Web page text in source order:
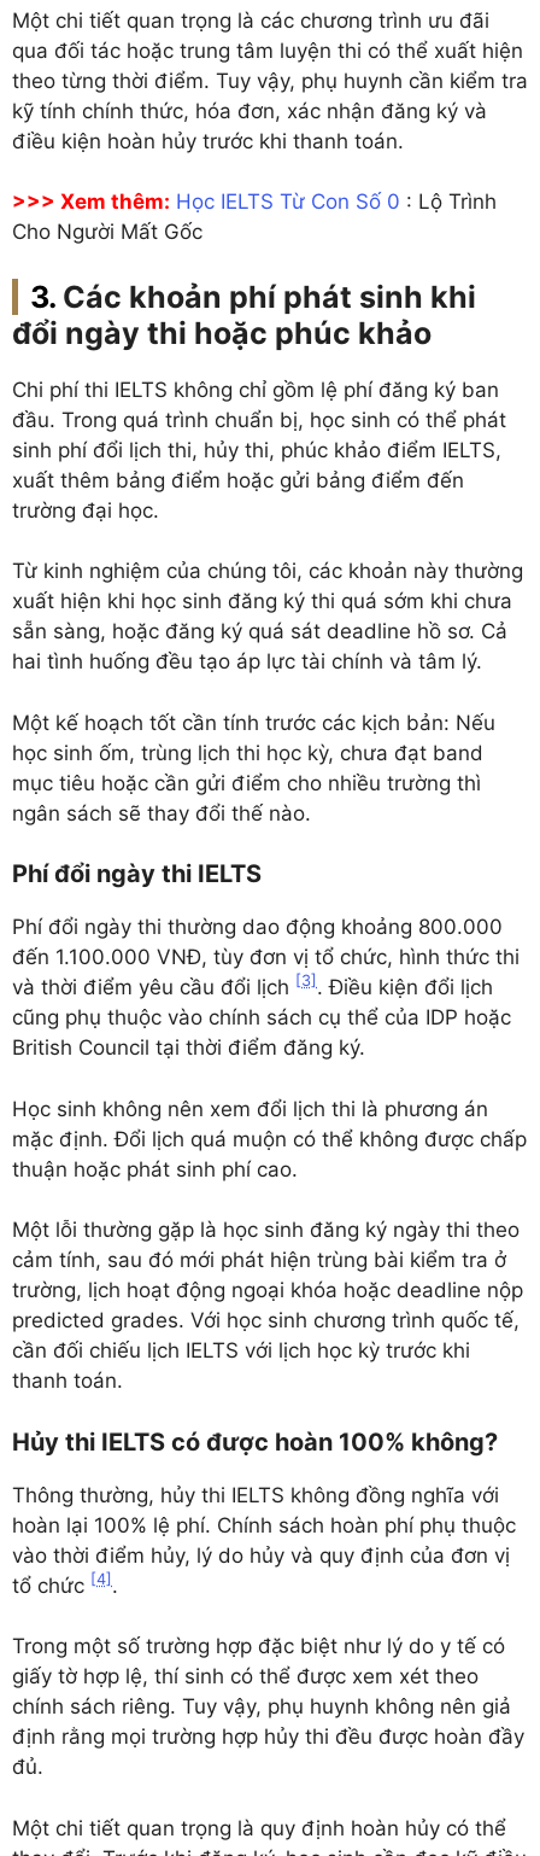
Một chi tiết quan trọng là các chương trình ưu đãi
qua đối tác hoặc trung tâm luyện thi có thể xuất hiện
theo từng thời điểm. Tuy vậy, phụ huynh cần kiểm tra
kỹ tính chính thức, hóa đơn, xác nhận đăng ký và
điều kiện hoàn hủy trước khi thanh toán.
>>> Xem thêm: Học IELTS Từ Con Số 0 : Lộ Trình
Cho Người Mất Gốc
Các khoản phí phát sinh khi
đổi ngày thi hoặc phúc khảo
Chi phí thi IELTS không chỉ gồm lệ phí đăng ký ban
đầu. Trong quá trình chuẩn bị, học sinh có thể phát
sinh phí đổi lịch thi, hủy thi, phúc khảo điểm IELTS,
xuất thêm bảng điểm hoặc gửi bảng điểm đến
trường đại học.
Từ kinh nghiệm của chúng tôi, các khoản này thường
xuất hiện khi học sinh đăng ký thi quá sớm khi chưa
sẵn sàng, hoặc đăng ký quá sát deadline hồ sơ. Cả
hai tình huống đều tạo áp lực tài chính và tâm lý.
Một kế hoạch tốt cần tính trước các kịch bản: Nếu
học sinh ốm, trùng lịch thi học kỳ, chưa đạt band
mục tiêu hoặc cần gửi điểm cho nhiều trường thì
ngân sách sẽ thay đổi thế nào.
Phí đổi ngày thi IELTS
Phí đổi ngày thi thường dao động khoảng 800.000
đến 1.100.000 VNĐ, tùy đơn vị tổ chức, hình thức thi
và thời điểm yêu cầu đổi lịch [3] . Điều kiện đổi lịch
cũng phụ thuộc vào chính sách cụ thể của IDP hoặc
British Council tại thời điểm đăng ký.
Học sinh không nên xem đổi lịch thi là phương án
mặc định. Đổi lịch quá muộn có thể không được chấp
thuận hoặc phát sinh phí cao.
Một lỗi thường gặp là học sinh đăng ký ngày thi theo
cảm tính, sau đó mới phát hiện trùng bài kiểm tra ở
trường, lịch hoạt động ngoại khóa hoặc deadline nộp
predicted grades. Với học sinh chương trình quốc tế,
cần đối chiếu lịch IELTS với lịch học kỳ trước khi
thanh toán.
Hủy thi IELTS có được hoàn 100% không?
Thông thường, hủy thi IELTS không đồng nghĩa với
hoàn lại 100% lệ phí. Chính sách hoàn phí phụ thuộc
vào thời điểm hủy, lý do hủy và quy định của đơn vị
tổ chức [4] .
Trong một số trường hợp đặc biệt như lý do y tế có
giấy tờ hợp lệ, thí sinh có thể được xem xét theo
chính sách riêng. Tuy vậy, phụ huynh không nên giả
định rằng mọi trường hợp hủy thi đều được hoàn đầy
đủ.
Một chi tiết quan trọng là quy định hoàn hủy có thể